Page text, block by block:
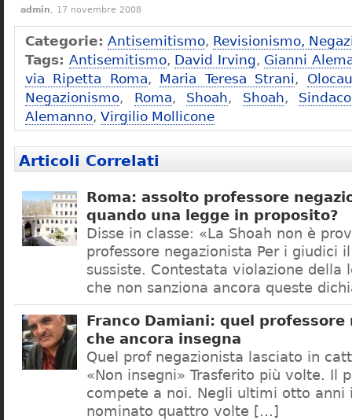
admin, 17 novembre 2008
Categorie: Antisemitismo, Revisionismo,
Tags: Antisemitismo, David Irving, Gianni
via Ripetta Roma, Maria Teresa Strani,
Negazionismo, Roma, Shoah, Shoah,
Alemanno, Virgilio Mollicone
Articoli Correlati
Roma: assolto professore
quando una legge in proposito?
Disse in classe: «La Shoah non è
professore negazionista Per i giudici
sussiste. Contestata violazione della
che non sanziona ancora queste
Franco Damiani: quel professore
che ancora insegna
Quel prof negazionista lasciato in
«Non insegni» Trasferito più volte. Il
compete a noi. Negli ultimi otto anni
nominato quattro volte […]